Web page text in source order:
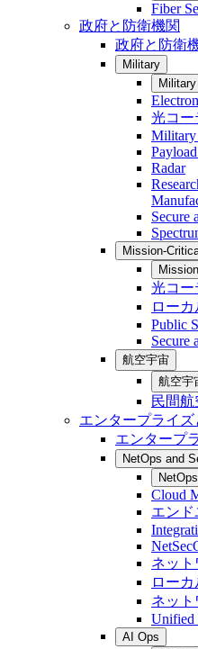
Fiber
政府と防衛機関
政府と防衛
Military
Military
光コー
Military
Radar
Secure
Mission-
光コー
ローカ
Public
Secure
航空宇宙
航空宇
民間航
エンタープライ
エンタープ
NetOps and
Cloud
エンド
ネット
ローカ
ネット
Unified
AI Ops